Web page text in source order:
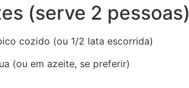
(serve 2 pessoas)
cozido (ou 1/2 lata escorrida)
(ou em azeite, se preferir)